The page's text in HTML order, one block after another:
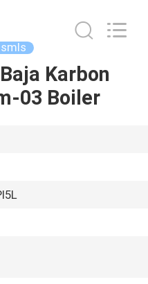
Karbon
03 Boiler